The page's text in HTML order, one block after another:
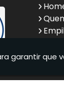
25 ton
garantir que